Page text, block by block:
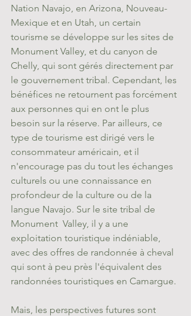
Nation Navajo, en Arizona, Nouveau-
Mexique et en Utah, un certain
tourisme se développe sur les sites de
Monument Valley, et du canyon de
Chelly, qui sont gérés directement par
le gouvernement tribal. Cependant, les
bénéfices ne retournent pas forcément
aux personnes qui en ont le plus
besoin sur la réserve. Par ailleurs, ce
type de tourisme est dirigé vers le
consommateur américain, et il
n'encourage pas du tout les échanges
culturels ou une connaissance en
profondeur de la culture ou de la
langue Navajo. Sur le site tribal de
Monument  Valley, il y a une
exploitation touristique indéniable,
avec des offres de randonnée à cheval
qui sont à peu près l'équivalent des
randonnées touristiques en Camargue.
Mais, les perspectives futures sont